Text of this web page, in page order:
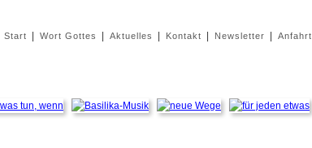
Start Wort Gottes Aktuelles Kontakt Newsletter Anfahrt